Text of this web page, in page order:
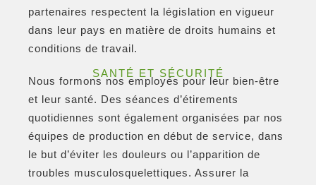
partenaires respectent la législation en vigueur
dans leur pays en matière de droits humains et
conditions de travail.
SANTÉ ET SÉCURITÉ
Nous formons nos employés pour leur bien-être
et leur santé. Des séances d’étirements
quotidiennes sont également organisées par nos
équipes de production en début de service, dans
le but d’éviter les douleurs ou l’apparition de
troubles musculosquelettiques. Assurer la